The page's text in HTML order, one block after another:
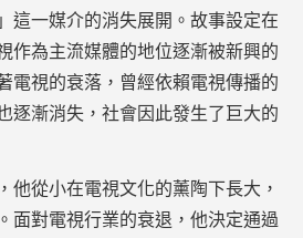
這一媒介的消失展開。故事設定在
作為主流媒體的地位逐漸被新興的
電視的衰落，曾經依賴電視傳播的
逐漸消失，社會因此發生了巨大的
他從小在電視文化的薰陶下長大，
面對電視行業的衰退，他決定通過